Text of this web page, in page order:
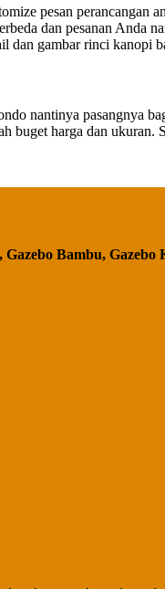
pesan perancangan
dan pesanan Anda
gambar rinci kanopi
nantinya pasangnya
harga dan
Bambu, Gazebo